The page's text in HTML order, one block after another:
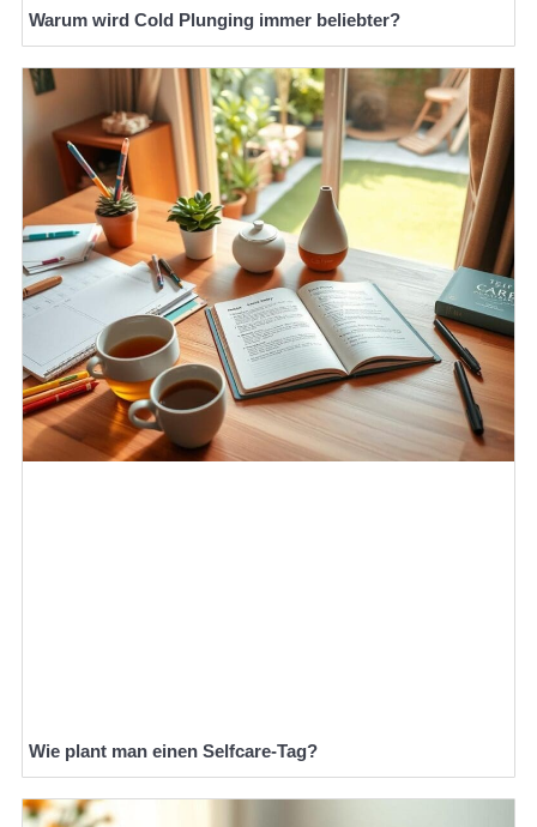
Warum wird Cold Plunging immer beliebter?
Wie plant man einen Selfcare-Tag?